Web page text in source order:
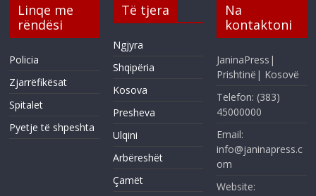
Linqe me
rëndësi
Policia
Zjarrëfikësat
Spitalet
Pyetje të shpeshta
Të tjera
Ngjyra
Shqipëria
Kosova
Presheva
Ulqini
Arbëreshët
Çamët
Na
kontaktoni
JaninaPress|
Prishtinë| Kosovë
Telefon: (383)
45000000
Email:
info@janinapress.c
om
Website: